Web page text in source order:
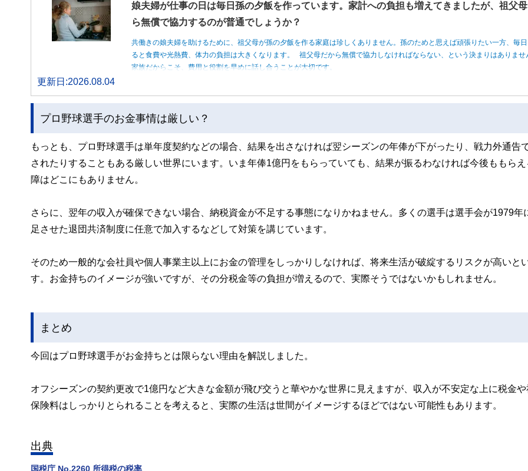
娘夫婦が仕事の日は毎日孫の夕飯を作っています。家計への負担も増えてきましたが、祖父
ら無償で協力するのが普通でしょうか？
共働きの娘夫婦を助けるために、祖父母が孫の夕飯を作る家庭は珍しくありません。孫のためと思えば頑張りたい一方、毎日
ると食費や光熱費、体力の負担は大きくなります。 祖父母だから無償で協力しなければならない、という決まりはありませ
家族だからこそ、費用と役割を早めに話し合うことが大切です。
更新日:2026.08.04
プロ野球選手のお金事情は厳しい？
もっとも、プロ野球選手は単年度契約などの場合、結果を出さなければ翌シーズンの年俸が下がったり、戦力外通告
されたりすることもある厳しい世界にいます。いま年俸1億円をもらっていても、結果が振るわなければ今後ももらえ
障はどこにもありません。
さらに、翌年の収入が確保できない場合、納税資金が不足する事態になりかねません。多くの選手は選手会が1979年
足させた退団共済制度に任意で加入するなどして対策を講じています。
そのため一般的な会社員や個人事業主以上にお金の管理をしっかりしなければ、将来生活が破綻するリスクが高いと
す。お金持ちのイメージが強いですが、その分税金等の負担が増えるので、実際そうではないかもしれません。
まとめ
今回はプロ野球選手がお金持ちとは限らない理由を解説しました。
オフシーズンの契約更改で1億円など大きな金額が飛び交うと華やかな世界に見えますが、収入が不安定な上に税金や
保険料はしっかりとられることを考えると、実際の生活は世間がイメージするほどではない可能性もあります。
出典
国税庁 No.2260 所得税の税率